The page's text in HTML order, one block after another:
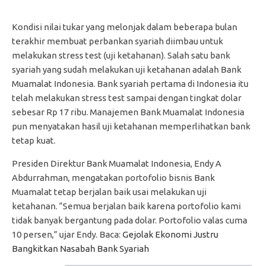
Kondisi nilai tukar yang melonjak dalam beberapa bulan
terakhir membuat perbankan syariah diimbau untuk
melakukan stress test (uji ketahanan). Salah satu bank
syariah yang sudah melakukan uji ketahanan adalah Bank
Muamalat Indonesia. Bank syariah pertama di Indonesia itu
telah melakukan stress test sampai dengan tingkat dolar
sebesar Rp 17 ribu. Manajemen Bank Muamalat Indonesia
pun menyatakan hasil uji ketahanan memperlihatkan bank
tetap kuat.
Presiden Direktur Bank Muamalat Indonesia, Endy A
Abdurrahman, mengatakan portofolio bisnis Bank
Muamalat tetap berjalan baik usai melakukan uji
ketahanan. “Semua berjalan baik karena portofolio kami
tidak banyak bergantung pada dolar. Portofolio valas cuma
10 persen,” ujar Endy. Baca: Gejolak Ekonomi Justru
Bangkitkan Nasabah Bank Syariah